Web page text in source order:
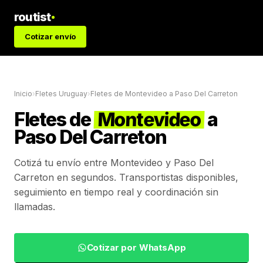
routist
Cotizar envío
Inicio›Fletes Uruguay›Fletes de Montevideo a Paso Del Carreton
Fletes de Montevideo a
Paso Del Carreton
Cotizá tu envío entre Montevideo y Paso Del
Carreton en segundos. Transportistas disponibles,
seguimiento en tiempo real y coordinación sin
llamadas.
Cotizar por WhatsApp